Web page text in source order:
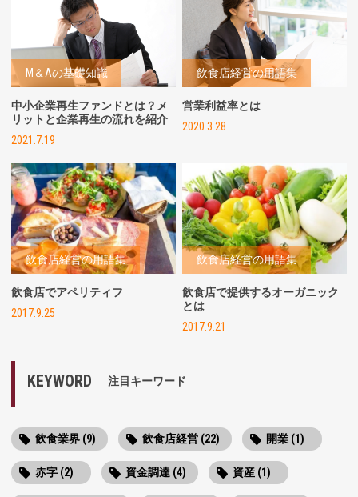
M＆Aの基礎知識
中小企業再生ファンドとは？メ
リットと企業再生の流れを紹介
2021.7.19
飲食店経営の用語集
営業利益率とは
2020.3.28
飲食店経営の用語集
飲食店でアペリティフ
2017.9.25
飲食店経営の用語集
飲食店で提供するオーガニック
とは
2017.9.21
KEYWORD 注目キーワード
飲食業界 (9) 飲食店経営 (22) 開業 (1)
赤字 (2) 資金調達 (4) 資産 (1)